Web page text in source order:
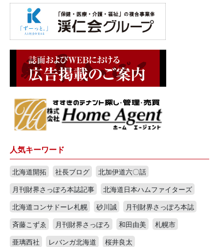
人気キーワード
北海道開拓 社長ブログ
北加伊道六〇話
月刊財界さっぽろ本誌記事
北海道日本ハムファイターズ
北海道コンサドーレ札幌
砂川誠
月刊財界さっぽろ本誌
斉藤こずゑ
月刊財界さっぽろ 和田由美
札幌市
亜璃西社
レバンガ北海道 桜井良太